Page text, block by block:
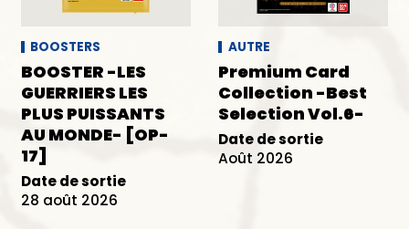
BOOSTERS
BOOSTER -LES
GUERRIERS LES
PLUS PUISSANTS
AU MONDE- [OP-
17]
Date de sortie
28 août 2026
AUTRE
Premium Card
Collection -Best
Selection Vol.6-
Date de sortie
Août 2026